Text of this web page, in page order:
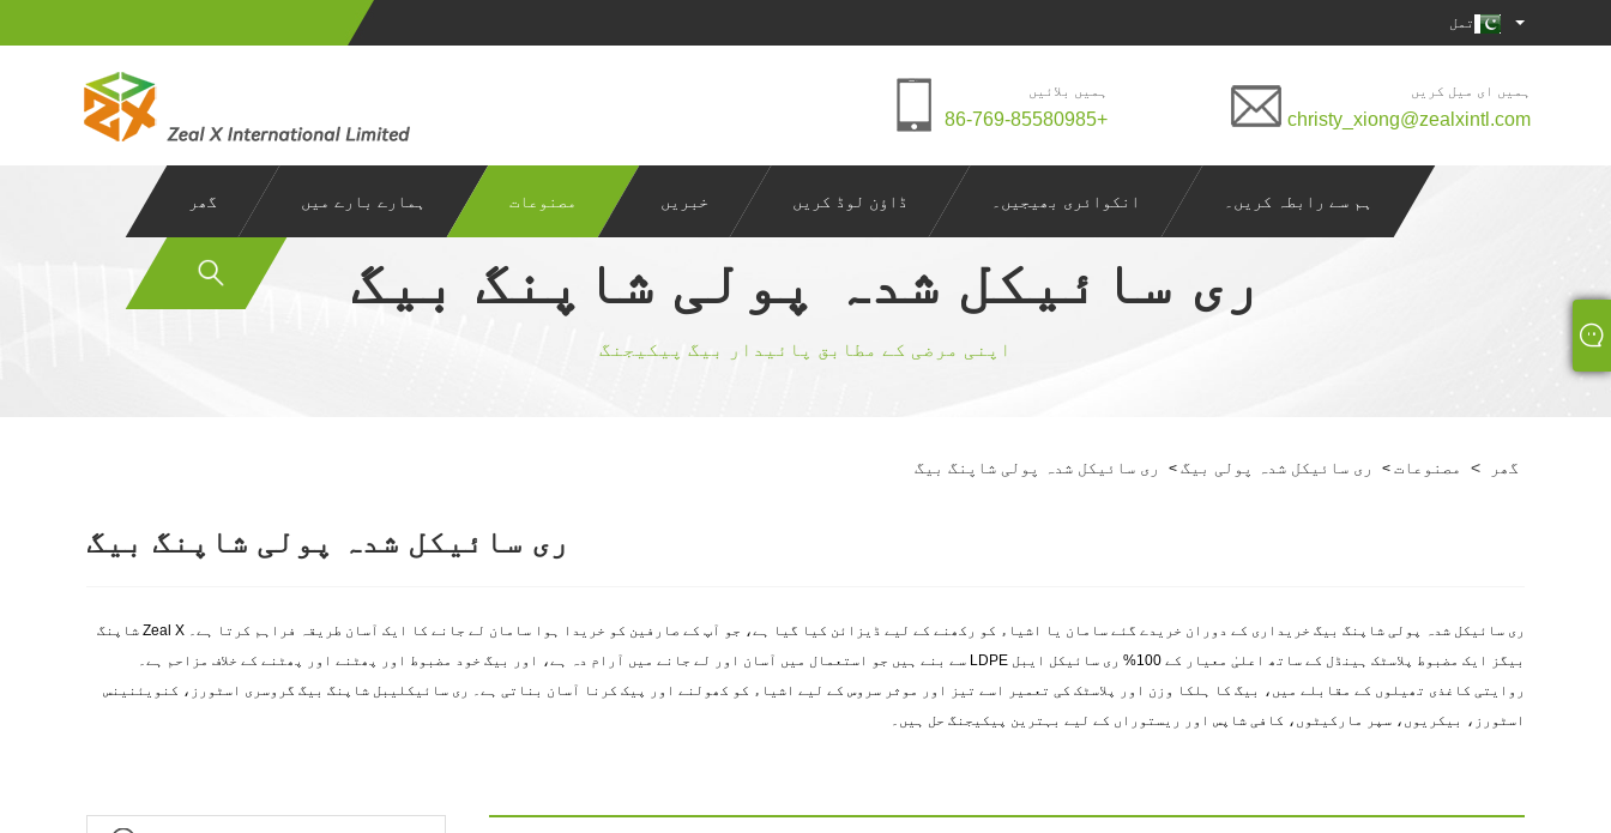
تمل
ہمیں بلائیں
+86-769-85580985
ہمیں ای میل کریں
christy_xiong@zealxintl.com
گھر ہمارے بارے میں مصنوعات خبریں ڈاؤن لوڈ کریں انکوائری بھیجیں۔ ہم سے رابطہ کریں۔
ری سائیکل شدہ پولی شاپنگ بیگ
اپنی مرضی کے مطابق پائیدار بیگ پیکیجنگ
گھر > مصنوعات > ری سائیکل شدہ پولی بیگ > ری سائیکل شدہ پولی شاپنگ بیگ
ری سائیکل شدہ پولی شاپنگ بیگ
ری سائیکل شدہ پولی شاپنگ بیگ خریداری کے دوران خریدے گئے سامان یا اشیاء کو رکھنے کے لیے ڈیزائن کیا گیا ہے، جو آپ کے صارفین کو خریدا ہوا سامان لے جانے کا ایک آسان طریقہ فراہم کرتا ہے۔ Zeal X شاپنگ
بیگز ایک مضبوط پلاسٹک ہینڈل کے ساتھ اعلیٰ معیار کے 100% ری سائیکل ایبل LDPE سے بنے ہیں جو استعمال میں آسان اور لے جانے میں آرام دہ ہے، اور بیگ خود مضبوط اور پھٹنے اور پھٹنے کے خلاف مزاحم ہے۔
روایتی کاغذی تھیلوں کے مقابلے میں، بیگ کا ہلکا وزن اور پلاسٹک کی تعمیر اسے تیز اور موثر سروس کے لیے اشیاء کو کھولنے اور پیک کرنا آسان بناتی ہے۔ ری سائیکلیبل شاپنگ بیگ گروسری اسٹورز، کنویئنینس
اسٹورز، بیکریوں، سپر مارکیٹوں، کافی شاپس اور ریستوراں کے لیے بہترین پیکیجنگ حل ہیں۔